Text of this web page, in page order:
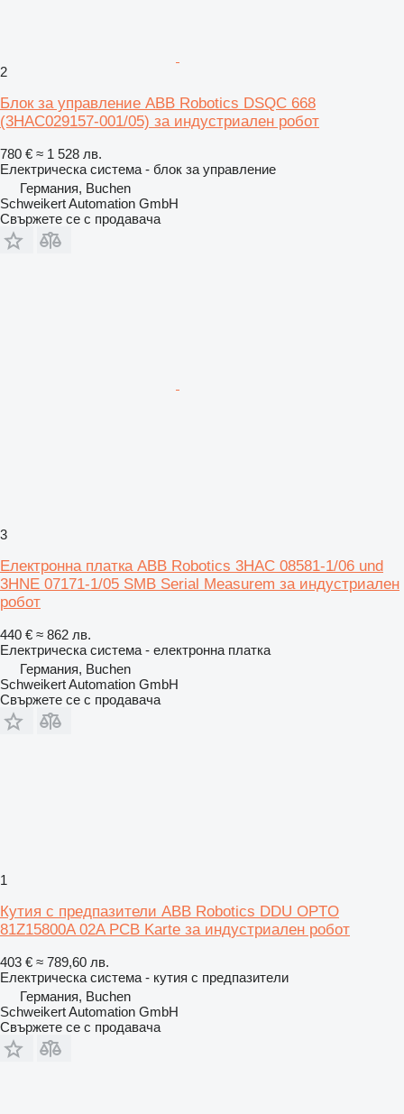
2
Блок за управление ABB Robotics DSQC 668
(3HAC029157-001/05) за индустриален робот
780 € ≈ 1 528 лв.
Електрическа система - блок за управление
Германия, Buchen
Schweikert Automation GmbH
Свържете се с продавача
3
Електронна платка ABB Robotics 3HAC 08581-1/06 und
3HNE 07171-1/05 SMB Serial Measurem за индустриален
робот
440 € ≈ 862 лв.
Електрическа система - електронна платка
Германия, Buchen
Schweikert Automation GmbH
Свържете се с продавача
1
Кутия с предпазители ABB Robotics DDU OPTO
81Z15800A 02A PCB Karte за индустриален робот
403 € ≈ 789,60 лв.
Електрическа система - кутия с предпазители
Германия, Buchen
Schweikert Automation GmbH
Свържете се с продавача